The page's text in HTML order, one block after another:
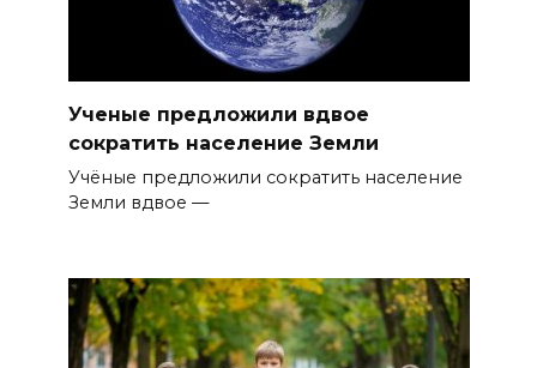
Ученые предложили вдвое
сократить население Земли
Учёные предложили сократить население
Земли вдвое —